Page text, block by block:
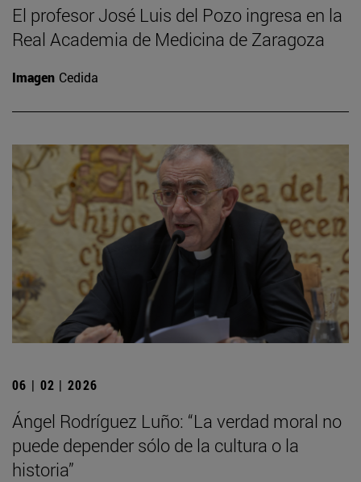
El profesor José Luis del Pozo ingresa en la
Real Academia de Medicina de Zaragoza
Imagen Cedida
06 | 02 | 2026
Ángel Rodríguez Luño: “La verdad moral no
puede depender sólo de la cultura o la
historia”